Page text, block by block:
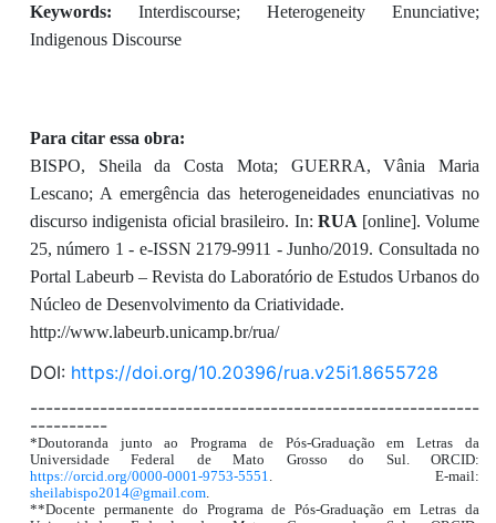
Keywords: Interdiscourse; Heterogeneity Enunciative;
Indigenous Discourse
Para citar essa obra:
BISPO, Sheila da Costa Mota; GUERRA, Vânia Maria
Lescano; A emergência das heterogeneidades enunciativas no
discurso indigenista oficial brasileiro. In:RUA [online]. Volume
25, número 1 - e-ISSN 2179-9911 - Junho/2019. Consultada no
Portal Labeurb – Revista do Laboratório de Estudos Urbanos do
Núcleo de Desenvolvimento da Criatividade.
http://www.labeurb.unicamp.br/rua/
DOI: https://doi.org/10.20396/rua.v25i1.8655728
----------------------------------------------------------
----------
*Doutoranda junto ao Programa de Pós-Graduação em Letras da
Universidade Federal de Mato Grosso do Sul. ORCID:
https://orcid.org/0000-0001-9753-5551
. E-mail:
sheilabispo2014@gmail.com.
**Docente permanente do Programa de Pós-Graduação em Letras da